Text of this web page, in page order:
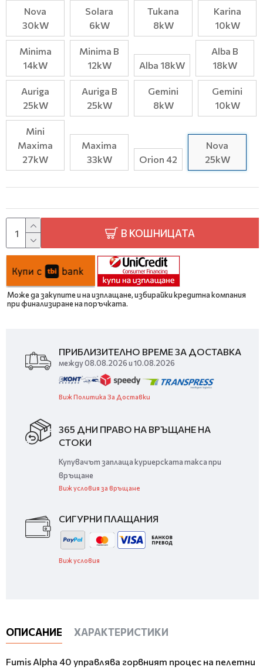
Nova
30kW
Solara
6kW
Tukana
8kW
Karina
10kW
Minima
14kW
Minima B
12kW
Alba 18kW
Alba B
18kW
Auriga
25kW
Auriga B
25kW
Gemini
8kW
Gemini
10kW
Mini
Maxima
27kW
Maxima
33kW
Orion 42
Nova
25kW
В КОШНИЦАТА
Може да закупите и на изплащане, избирайки кредитна компания
при финализиране на поръчката.
ПРИБЛИЗИТЕЛНО ВРЕМЕ ЗА ДОСТАВКА
между 08.08.2026 и 10.08.2026
Виж Политика За Доставки
365 ДНИ ПРАВО НА ВРЪЩАНЕ НА
СТОКИ
Купувачът заплаща куриерската такса при
връщане
Виж условия за връщане
СИГУРНИ ПЛАЩАНИЯ
Виж условия
ОПИСАНИЕ ХАРАКТЕРИСТИКИ
Fumis Alpha 40 управлява горвният процес на пелетни